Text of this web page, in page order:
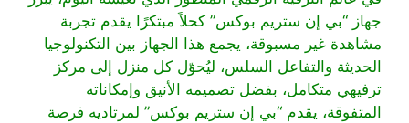
جهاز “بي إن ستريم بوكس” كحلاً مبتكرًا يقدم تجربة
مشاهدة غير مسبوقة، يجمع هذا الجهاز بين التكنولوجيا
الحديثة والتفاعل السلس، ليُحوّل كل منزل إلى مركز
ترفيهي متكامل، بفضل تصميمه الأنيق وإمكاناته
المتفوقة، يقدم “بي إن ستريم بوكس” لمرتاديه فرصة